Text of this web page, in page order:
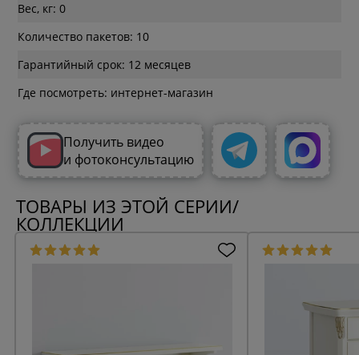
Вес, кг: 0
Количество пакетов: 10
Гарантийный срок: 12 месяцев
Где посмотреть: интернет-магазин
Получить видео
и фотоконсультацию
ТОВАРЫ ИЗ ЭТОЙ СЕРИИ/
КОЛЛЕКЦИИ